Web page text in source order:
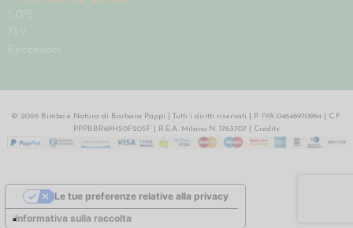
5,0 /5
739
Recensioni
© 2026 Bimbo e Natura di Barbara Pappi | Tutti i diritti riservati | P. IVA 04646970964 | C.F.
PPPBBR69H50F205F | R.E.A. Milano N. 1763707 | Credits
Informativa sulla raccolta
Le tue preferenze relative alla privacy